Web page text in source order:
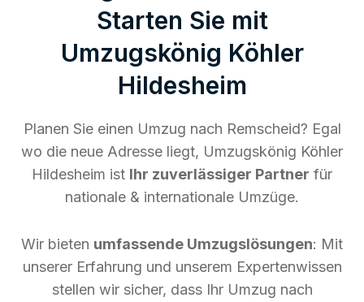
Starten Sie mit
Umzugskönig Köhler
Hildesheim
Planen Sie einen Umzug nach Remscheid? Egal
wo die neue Adresse liegt, Umzugskönig Köhler
Hildesheim ist Ihr zuverlässiger Partner für
nationale & internationale Umzüge.
Wir bieten umfassende Umzugslösungen: Mit
unserer Erfahrung und unserem Expertenwissen
stellen wir sicher, dass Ihr Umzug nach